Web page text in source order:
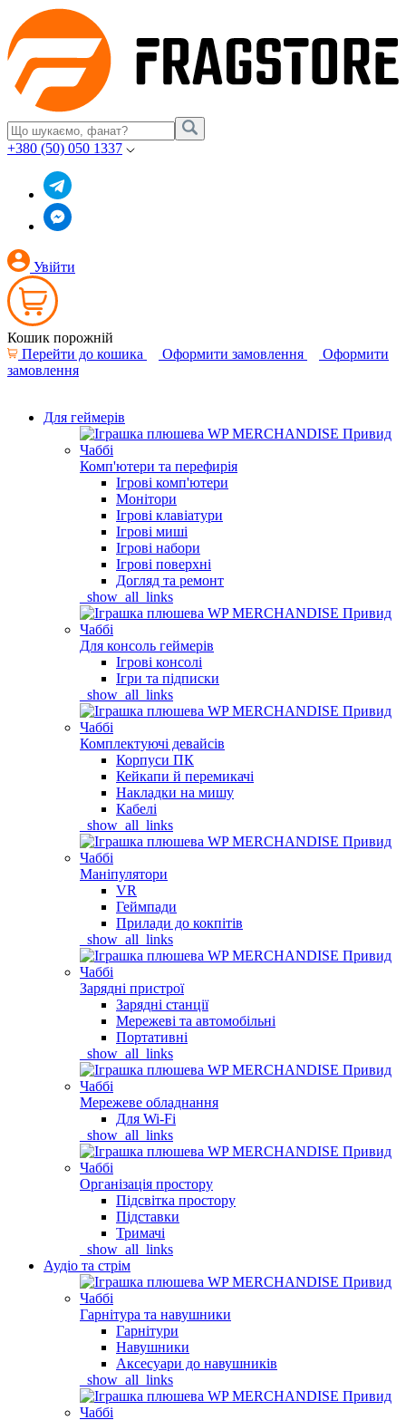
+380 (50) 050 1337
Увійти
Кошик порожній
Перейти до кошика
Оформити замовлення
Оформити
замовлення
Для геймерів
Комп'ютери та перефирія
Ігрові комп'ютери
Монітори
Ігрові клавіатури
Ігрові миші
Ігрові набори
Ігрові поверхні
Догляд та ремонт
_show_all_links
Для консоль геймерів
Ігрові консолі
Ігри та підписки
_show_all_links
Комплектуючі девайсів
Корпуси ПК
Кейкапи й перемикачі
Накладки на мишу
Кабелі
_show_all_links
Маніпулятори
VR
Геймпади
Прилади до кокпітів
_show_all_links
Зарядні пристрої
Зарядні станції
Мережеві та автомобільні
Портативні
_show_all_links
Мережеве обладнання
Для Wi-Fi
_show_all_links
Організація простору
Підсвітка простору
Підставки
Тримачі
_show_all_links
Аудіо та стрім
Гарнітура та навушники
Гарнітури
Навушники
Аксесуари до навушників
_show_all_links